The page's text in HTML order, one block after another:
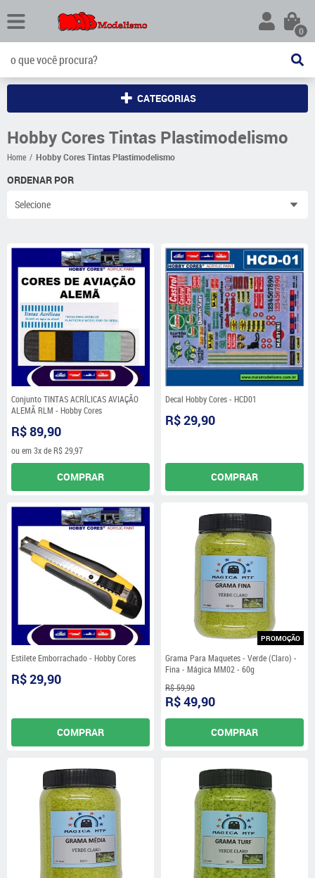
0
CATEGORIAS
Hobby Cores Tintas Plastimodelismo
Home Hobby Cores Tintas Plastimodelismo
ORDENAR POR
Selecione
Conjunto TINTAS ACRÍLICAS AVIAÇÃO
ALEMÃ RLM - Hobby Cores
R$ 89,90
ou em3xdeR$ 29,97
COMPRAR
Decal Hobby Cores - HCD01
R$ 29,90
COMPRAR
Estilete Emborrachado - Hobby Cores
R$ 29,90
COMPRAR
PROMOÇÃO
Grama Para Maquetes - Verde (Claro) -
Fina - Mágica MM02 - 60g
R$ 59,90
R$ 49,90
COMPRAR